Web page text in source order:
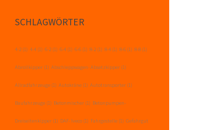
SCHLAGWÖRTER
4-2 (1) 4-4 (1) 6-2 (1) 6-4 (1) 6-6 (1) 8-2 (1) 8-4 (1) 8-6 (1) 8-8 (1)
Abrollkipper (1) Abschleppwagen- Absetzkipper (1)
Allradfahrzeuge (1) Autokräne (1) Autotransporter (1)
Baufahrzeuge (1) Betonmischer (1) Betonpumpen-
Dreiseitenkipper (1) DAF- Iveco (1) Fahrgestelle (1) Gefahrgut